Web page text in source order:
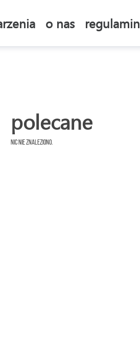
o nas regulamin
polecane
Nic nie znaleziono.